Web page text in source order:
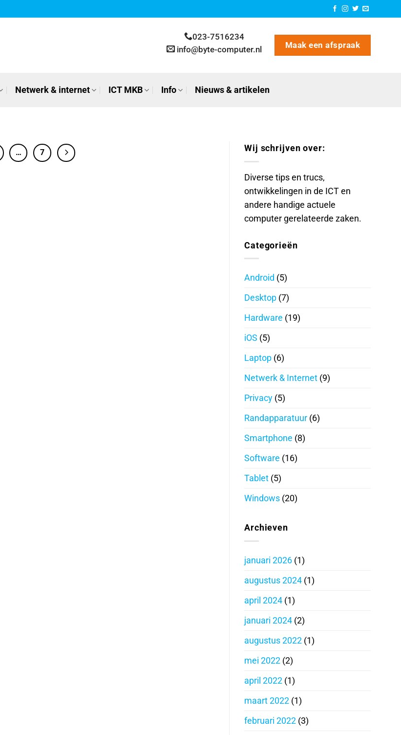
023-7516234
info@byte-computer.nl
Maak een afspraak
Netwerk & internet ICT MKB Info Nieuws & artikelen
… 7 Wij schrijven over:
Diverse tips en trucs,
ontwikkelingen in de ICT en
andere handige actuele
computer gerelateerde zaken.
Categorieën
Android (5)
Desktop (7)
Hardware (19)
iOS (5)
Laptop (6)
Netwerk & Internet (9)
Privacy (5)
Randapparatuur (6)
Smartphone (8)
Software (16)
Tablet (5)
Windows (20)
Archieven
januari 2026 (1)
augustus 2024 (1)
april 2024 (1)
januari 2024 (2)
augustus 2022 (1)
mei 2022 (2)
april 2022 (1)
maart 2022 (1)
februari 2022 (3)